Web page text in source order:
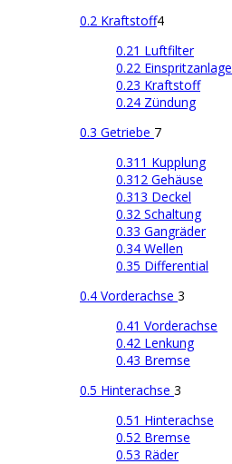
0.2 Kraftstoff4
0.21 Luftfilter
0.22 Einspritzanlage
0.23 Kraftstoff
0.24 Zündung
0.3 Getriebe 7
0.311 Kupplung
0.312 Gehäuse
0.313 Deckel
0.32 Schaltung
0.33 Gangräder
0.34 Wellen
0.35 Differential
0.4 Vorderachse 3
0.41 Vorderachse
0.42 Lenkung
0.43 Bremse
0.5 Hinterachse 3
0.51 Hinterachse
0.52 Bremse
0.53 Räder